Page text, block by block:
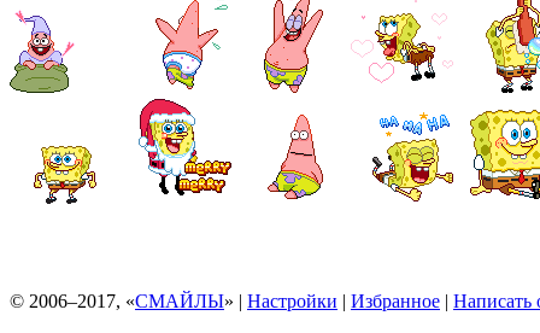
© 2006–2017, «СМАЙЛЫ» | Настройки | Избранное | Написать